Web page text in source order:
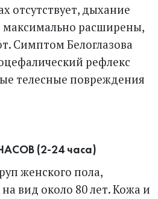
отсутствует, дыхание
максимально расширены,
Симптом Белоглазова
рефлекс
телесные повреждения
(2-24 часа)
женского пола,
вид около 80 лет. Кожа и